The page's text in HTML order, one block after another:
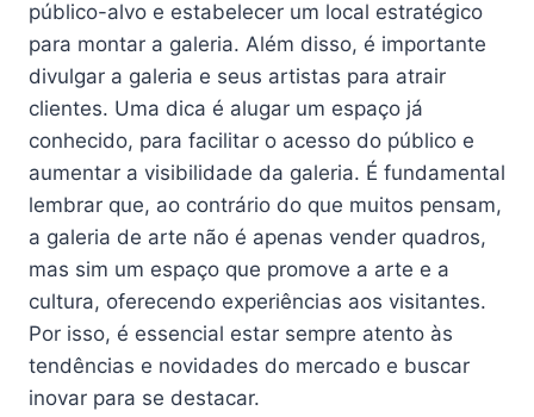
público-alvo e estabelecer um local estratégico
para montar a galeria. Além disso, é importante
divulgar a galeria e seus artistas para atrair
clientes. Uma dica é alugar um espaço já
conhecido, para facilitar o acesso do público e
aumentar a visibilidade da galeria. É fundamental
lembrar que, ao contrário do que muitos pensam,
a galeria de arte não é apenas vender quadros,
mas sim um espaço que promove a arte e a
cultura, oferecendo experiências aos visitantes.
Por isso, é essencial estar sempre atento às
tendências e novidades do mercado e buscar
inovar para se destacar.